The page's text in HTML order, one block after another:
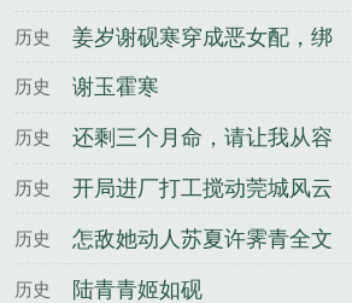
饽了姜云檀沈鹤归全文完整
版
历史
姜岁谢砚寒穿成恶女配，绑
定阴湿反派黑化前百度云
历史 谢玉霍寒
历史
还剩三个月命，请让我从容
赴死庄子昂苏雨蝶全文完整
版
历史
开局进厂打工搅动莞城风云
沈苏苏陈小龙全文完整版
历史
怎敌她动人苏夏许霁青全文
完整版
历史 陆青青姬如砚